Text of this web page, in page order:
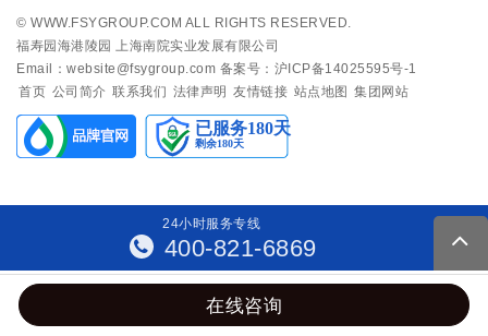
© WWW.FSYGROUP.COM ALL RIGHTS RESERVED.
福寿园海港陵园 上海南院实业发展有限公司
Email：website@fsygroup.com 备案号：沪ICP备14025595号-1
首页 公司简介 联系我们 法律声明 友情链接 站点地图 集团网站
24小时服务专线
400-821-6869
在线咨询